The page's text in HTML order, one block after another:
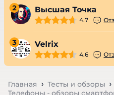
2 Высшая Точка
4.7
3 Velrix
4.6
Главная
Тесты и обзоры
Телефоны - обзоры